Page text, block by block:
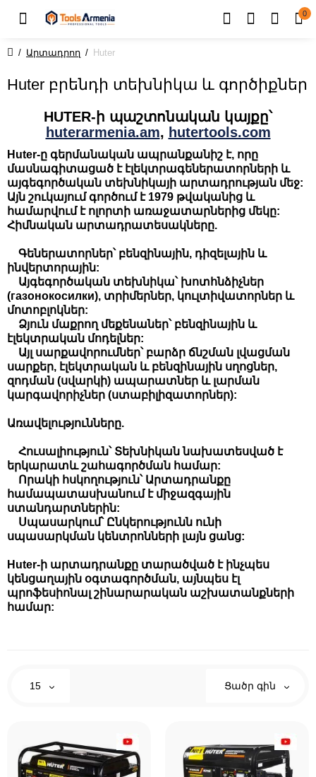
0
Արտադրող Huter
Huter բրենդի տեխնիկա և գործիքներ
HUTER-ի պաշտոնական կայքը՝
huterarmenia.am, hutertools.com
Huter-ը գերմանական ապրանքանիշ է, որը
մասնագիտացած է էլեկտրագեներատորների և
այգեգործական տեխնիկայի արտադրության մեջ:
Այն շուկայում գործում է 1979 թվականից և
համարվում է ոլորտի առաջատարներից մեկը:
Հիմնական արտադրատեսակները.
Գեներատորներ՝ բենզինային, դիզելային և
ինվերտորային:
Այգեգործական տեխնիկա՝ խոտհնձիչներ
(газонокосилки), տրիմերներ, կուլտիվատորներ և
մոտոբլոկներ:
Ձյուն մաքրող մեքենաներ՝ բենզինային և
էլեկտրական մոդելներ:
Այլ սարքավորումներ՝ բարձր ճնշման լվացման
սարքեր, էլեկտրական և բենզինային սղոցներ,
զոդման (սվարկի) ապարատներ և լարման
կարգավորիչներ (ստաբիլիզատորներ):
Առավելությունները.
Հուսալիություն՝ Տեխնիկան նախատեսված է
երկարատև շահագործման համար:
Որակի հսկողություն՝ Արտադրանքը
համապատասխանում է միջազգային
ստանդարտներին:
Սպասարկում՝ Ընկերությունն ունի
սպասարկման կենտրոնների լայն ցանց:
Huter-ի արտադրանքը տարածված է ինչպես
կենցաղային օգտագործման, այնպես էլ
պրոֆեսիոնալ շինարարական աշխատանքների
համար:
15 Ցածր գին